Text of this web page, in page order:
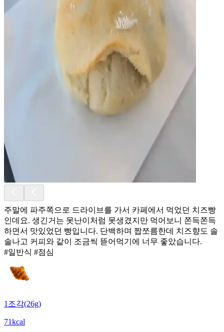
주말에 파주쪽으로 드라이브를 가서 카페에서 먹었던 치즈빵
인데요. 생긴거는 못난이처럼 못생겼지만 먹어보니 쫀득쫀득
하면서 맛있었던 빵입니다. 단백하며 짭쪼름한데 치즈향도 솔
솔나고 커피와 같이 조금씩 뜯어먹기에 너무 좋았습니다.
#일반식 #점심
1조각(26g)
71kcal